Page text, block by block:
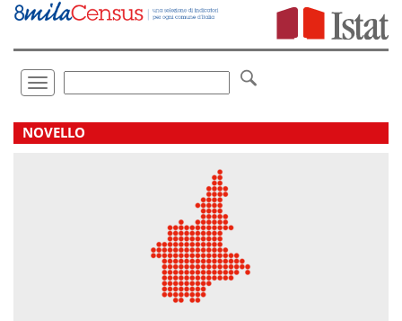
Vai
direttamente
Toggle
navigation
.
NOVELLO